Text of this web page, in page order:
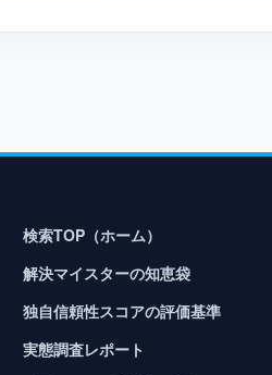
検索TOP（ホーム）
解決マイスターの知恵袋
独自信頼性スコアの評価基準
実態調査レポート